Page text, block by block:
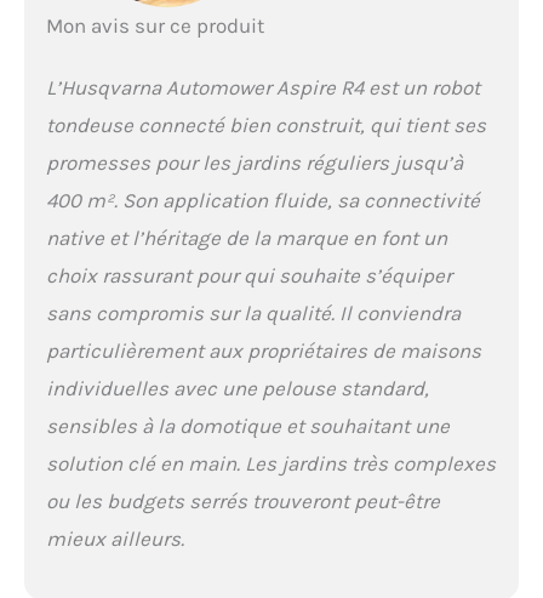
l'herbe est visible,
PERSONNALISÉS : Ce
robot tondeuse
Husqvarna sans fil
avec GPS couvre
jusqu'à 600 m² en
triangles – tonte
systématique ou libre
uniforme. APPLICATION
& CONNECTIVITÉ :
robot sans fil via
smartphone,
plannings, les zones,
les hauteurs de coupe
Mon avis sur ce produit
L’Husqvarna Automower Aspire R4 est un robot
tondeuse connecté bien construit, qui tient ses
promesses pour les jardins réguliers jusqu’à
400 m². Son application fluide, sa connectivité
native et l’héritage de la marque en font un
choix rassurant pour qui souhaite s’équiper
sans compromis sur la qualité. Il conviendra
particulièrement aux propriétaires de maisons
individuelles avec une pelouse standard,
sensibles à la domotique et souhaitant une
solution clé en main. Les jardins très complexes
ou les budgets serrés trouveront peut-être
mieux ailleurs.